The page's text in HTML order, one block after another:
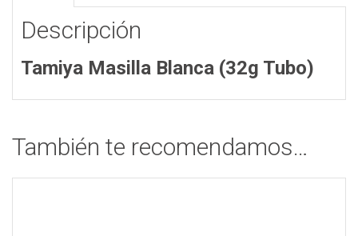
Descripción
Tamiya Masilla Blanca (32g Tubo)
También te recomendamos…